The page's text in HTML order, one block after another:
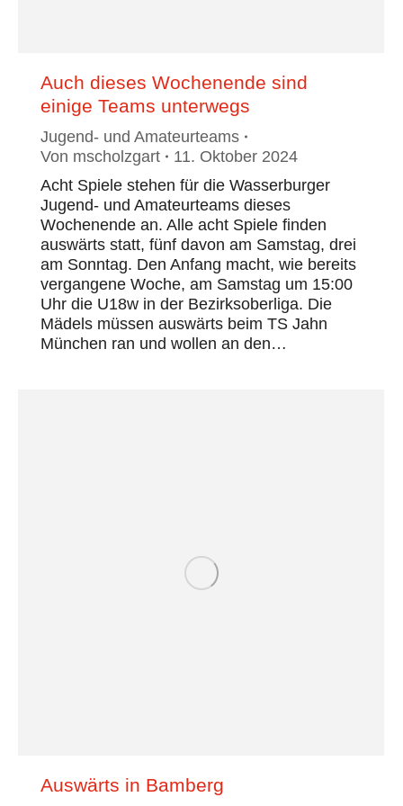
Auch dieses Wochenende sind
einige Teams unterwegs
Jugend- und Amateurteams
Von mscholzgart
11. Oktober 2024
Acht Spiele stehen für die Wasserburger
Jugend- und Amateurteams dieses
Wochenende an. Alle acht Spiele finden
auswärts statt, fünf davon am Samstag, drei
am Sonntag. Den Anfang macht, wie bereits
vergangene Woche, am Samstag um 15:00
Uhr die U18w in der Bezirksoberliga. Die
Mädels müssen auswärts beim TS Jahn
München ran und wollen an den…
Auswärts in Bamberg